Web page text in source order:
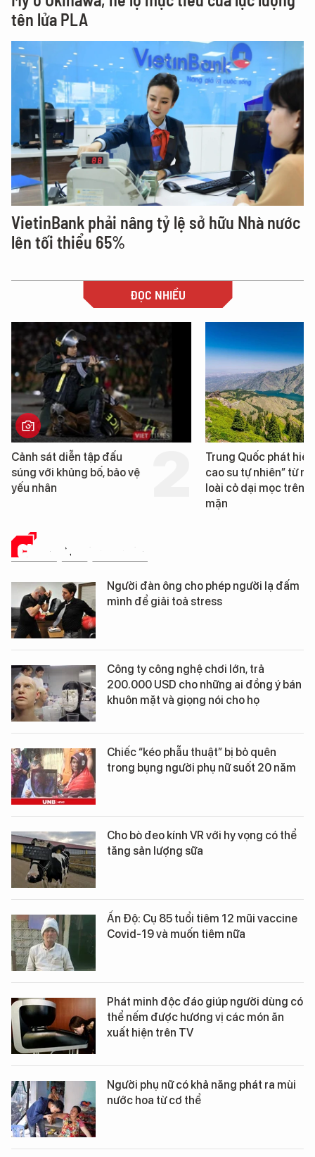
tên lửa PLA
VietinBank phải nâng tỷ lệ sở hữu Nhà nước
lên tối thiểu 65%
ĐỌC NHIỀU
Trung Quốc phát hiện “mỏ
cao su tự nhiên” từ một
loài cỏ dại mọc trên đất
Loạt dự án
Đà Nẵng sắp
CHUYỆN LẠ ĐÓ ĐÂY
Người đàn ông cho phép người lạ đấm
mình để giải toả stress
Công ty công nghệ chơi lớn, trả
200.000 USD cho những ai đồng ý bán
khuôn mặt và giọng nói cho họ
Chiếc “kéo phẫu thuật” bị bỏ quên
trong bụng người phụ nữ suốt 20 năm
Cho bò đeo kính VR với hy vọng có thể
tăng sản lượng sữa
Ấn Độ: Cụ 85 tuổi tiêm 12 mũi vaccine
Covid-19 và muốn tiêm nữa
Phát minh độc đáo giúp người dùng có
thể nếm được hương vị các món ăn
xuất hiện trên TV
Người phụ nữ có khả năng phát ra mùi
nước hoa từ cơ thể